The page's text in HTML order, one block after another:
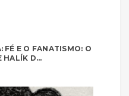
FÉ E O FANATISMO: O
HALÍK D...